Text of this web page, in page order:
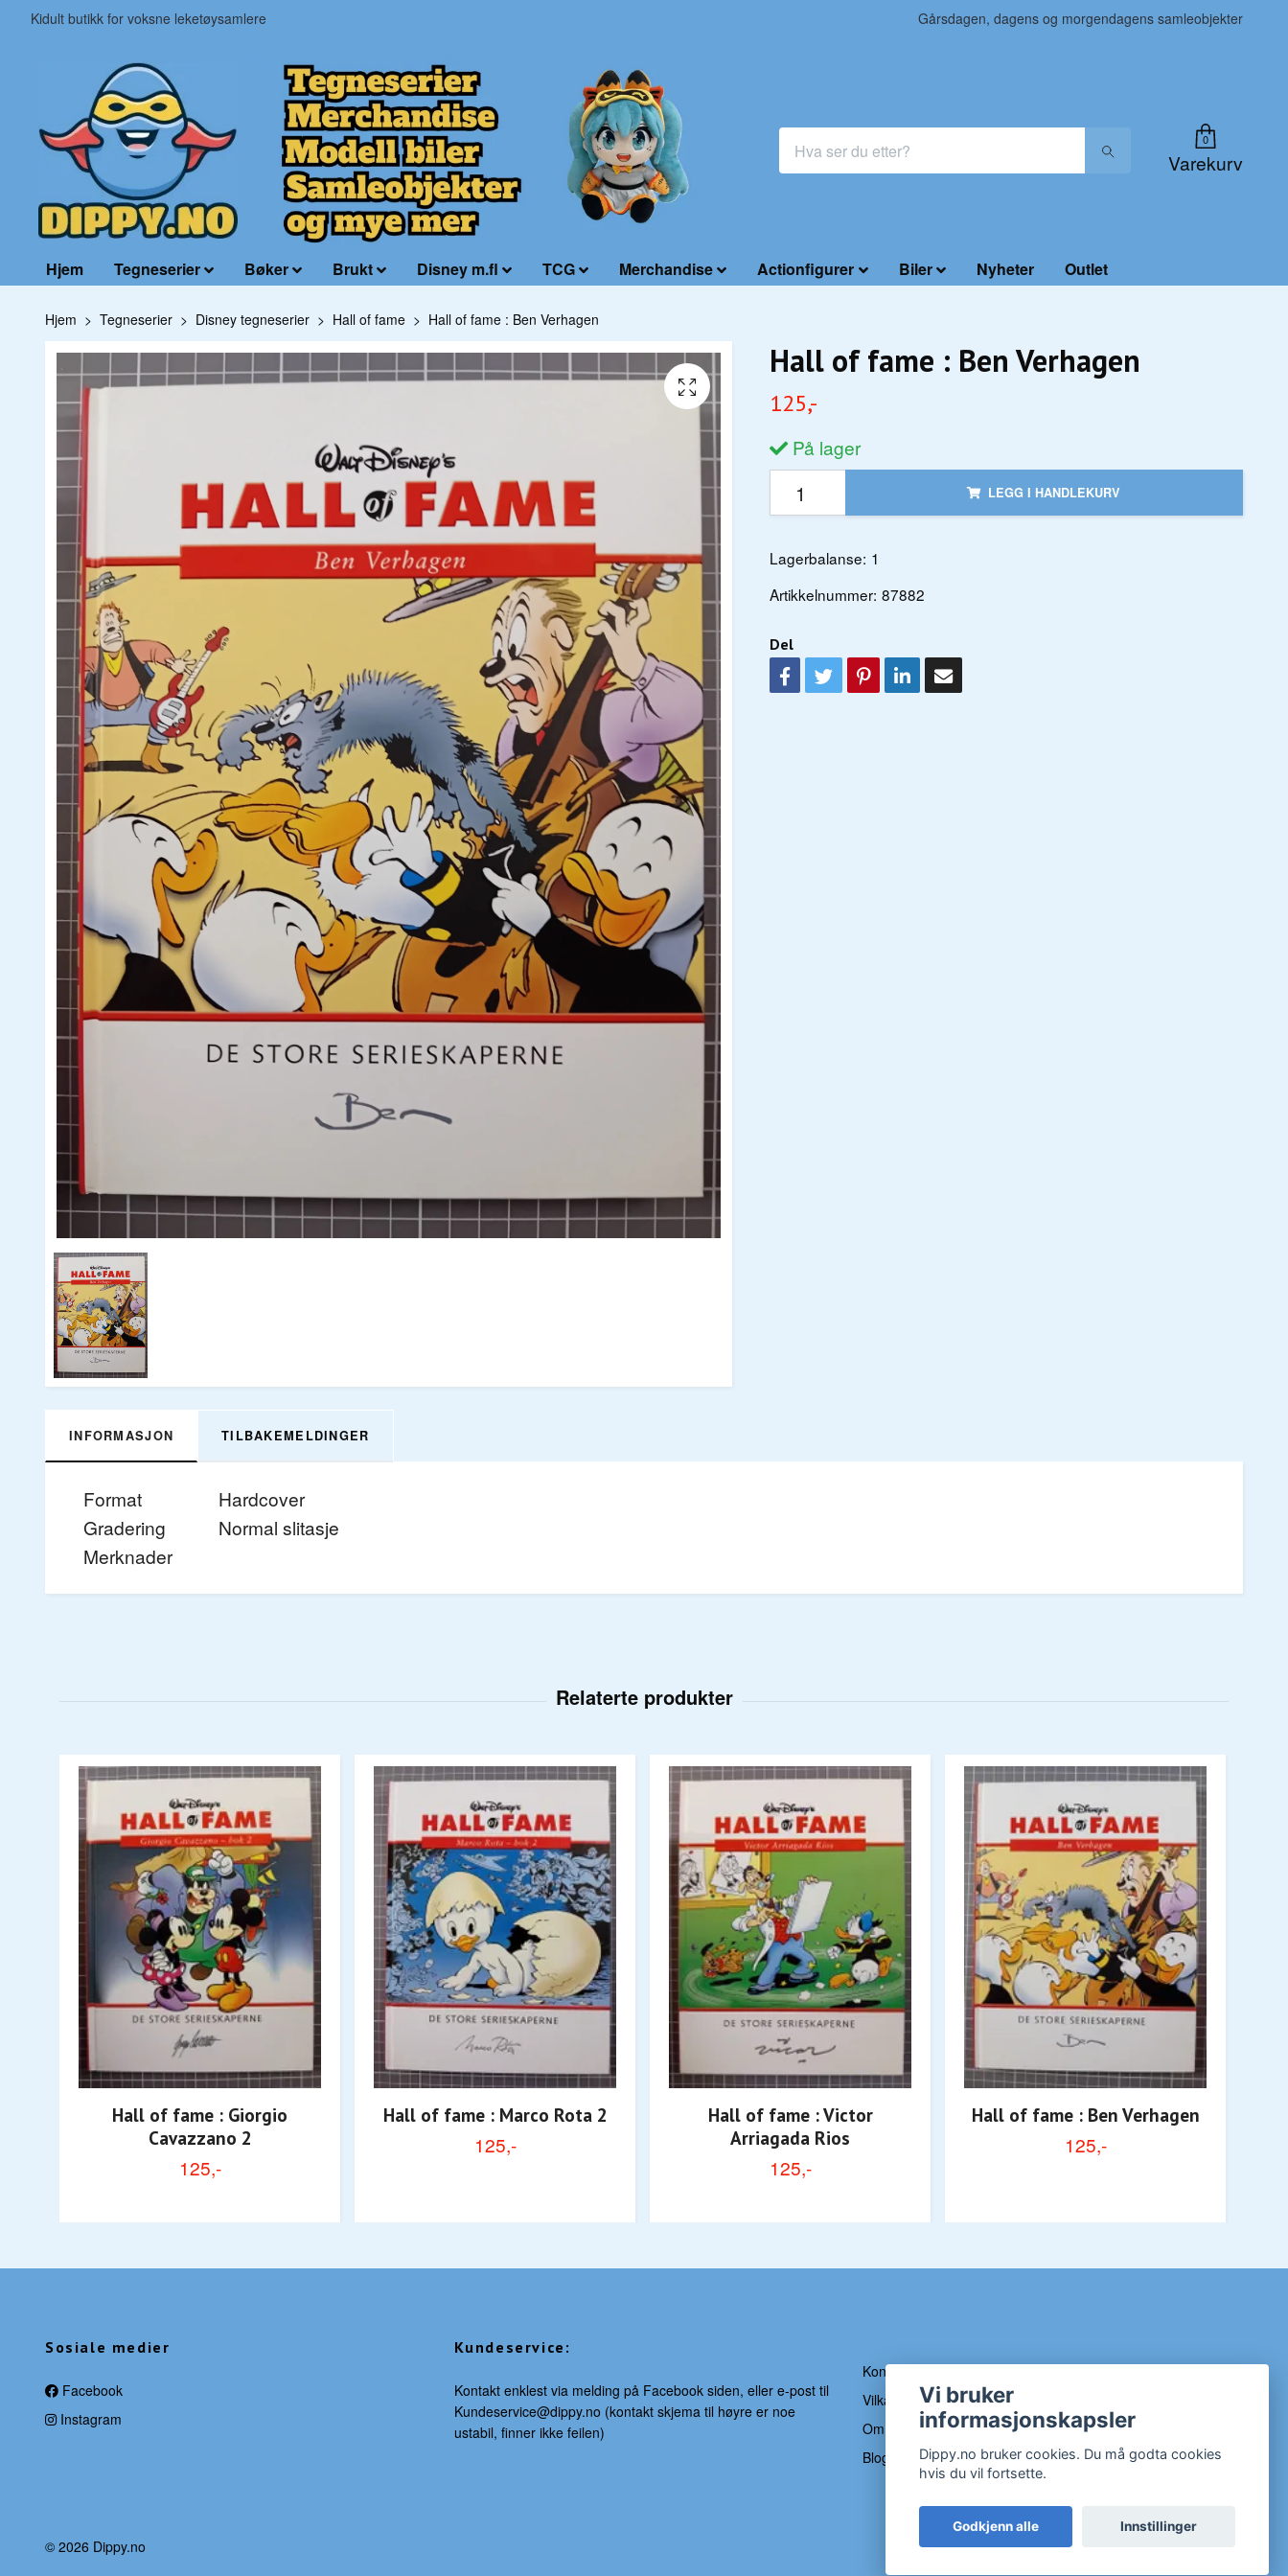
Kidult butikk for voksne leketøysamlere Gårsdagen, dagens og morgendagens samleobjekter
0
Varekurv
Hjem Tegneserier Bøker Brukt Disney m.fl TCG Merchandise Actionfigurer Biler Nyheter Outlet
Hjem Tegneserier Disney tegneserier Hall of fame Hall of fame : Ben Verhagen
Hall of fame : Ben Verhagen
125,-
På lager
LEGG I HANDLEKURV
Lagerbalanse: 1
Artikkelnummer: 87882
Del
INFORMASJON TILBAKEMELDINGER
Format
Hardcover
Gradering
Normal slitasje
Merknader
Hall of fame : Giorgio
Cavazzano 2
125,-
Hall of fame : Marco Rota 2
125,-
Hall of fame : Victor
Arriagada Rios
125,-
Hall of fame : Ben Verhagen
125,-
Sosiale medier
Facebook
Instagram
Kundeservice:
Kontakt enklest via melding på Facebook siden, eller e-post til
Kundeservice@dippy.no (kontakt skjema til høyre er noe
ustabil, finner ikke feilen)
Kontakt
Vilkår og betingelser
Om Dippy
Blogg
© 2026 Dippy.no
Vi bruker
informasjonskapsler
Dippy.no bruker cookies. Du må godta cookies
hvis du vil fortsette.
Godkjenn alle Innstillinger